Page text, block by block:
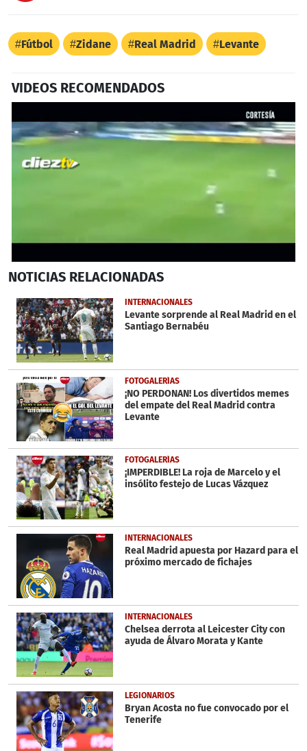
Fútbol Zidane Real Madrid Levante
VIDEOS RECOMENDADOS
seconds
1
minute,
37
seconds
NOTICIAS RELACIONADAS
INTERNACIONALES
Levante sorprende al Real Madrid en el
Santiago Bernabéu
FOTOGALERÍAS
¡NO PERDONAN! Los divertidos memes
del empate del Real Madrid contra
Levante
FOTOGALERÍAS
¡IMPERDIBLE! La roja de Marcelo y el
insólito festejo de Lucas Vázquez
INTERNACIONALES
Real Madrid apuesta por Hazard para el
próximo mercado de fichajes
INTERNACIONALES
Chelsea derrota al Leicester City con
ayuda de Álvaro Morata y Kante
LEGIONARIOS
Bryan Acosta no fue convocado por el
Tenerife